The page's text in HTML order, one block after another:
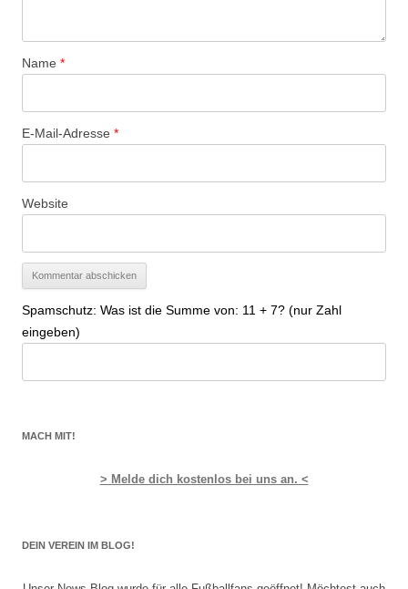
Name *
E-Mail-Adresse *
Website
Spamschutz: Was ist die Summe von: 11 + 7? (nur Zahl
eingeben)
MACH MIT!
> Melde dich kostenlos bei uns an. <
DEIN VEREIN IM BLOG!